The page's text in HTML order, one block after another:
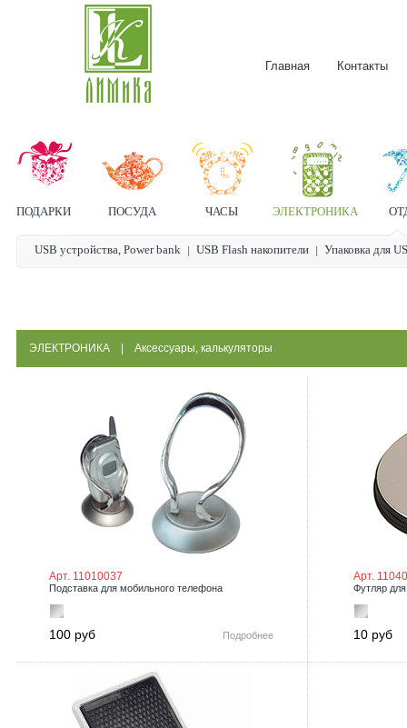
Главная Контакты
ПОДАРКИ ПОСУДА ЧАСЫ ЭЛЕКТРОНИКА
USB устройства, Power bank USB Flash накопители Упаковка для
ЭЛЕКТРОНИКА Аксессуары, калькуляторы
Арт. 11010037
Подставка для мобильного телефона
100 руб Подробнее
Арт.
Футляр
10 руб